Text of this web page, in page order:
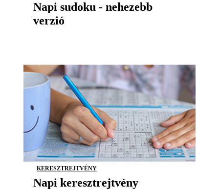
Napi sudoku - nehezebb
verzió
KERESZTREJTVÉNY
Napi keresztrejtvény